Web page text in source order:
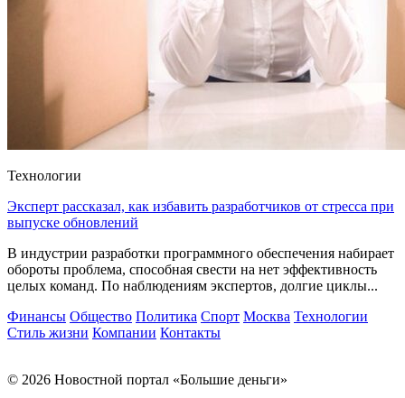
Технологии
Эксперт рассказал, как избавить разработчиков от стресса при
выпуске обновлений
В индустрии разработки программного обеспечения набирает
обороты проблема, способная свести на нет эффективность
целых команд. По наблюдениям экспертов, долгие циклы...
Финансы Общество Политика Спорт Москва Технологии
Стиль жизни Компании Контакты
© 2026 Новостной портал «Большие деньги»